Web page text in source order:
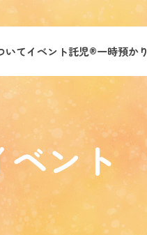
いてイベント託児®︎一時預かり
ベント